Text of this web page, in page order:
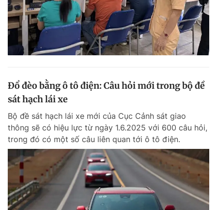
Đổ đèo bằng ô tô điện: Câu hỏi mới trong bộ đề
sát hạch lái xe
Bộ đề sát hạch lái xe mới của Cục Cảnh sát giao
thông sẽ có hiệu lực từ ngày 1.6.2025 với 600 câu hỏi,
trong đó có một số câu liên quan tới ô tô điện.